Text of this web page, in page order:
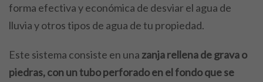
forma efectiva y económica de desviar el agua de
lluvia y otros tipos de agua de tu propiedad.
Este sistema consiste en una zanja rellena de grava o
piedras, con un tubo perforado en el fondo que se